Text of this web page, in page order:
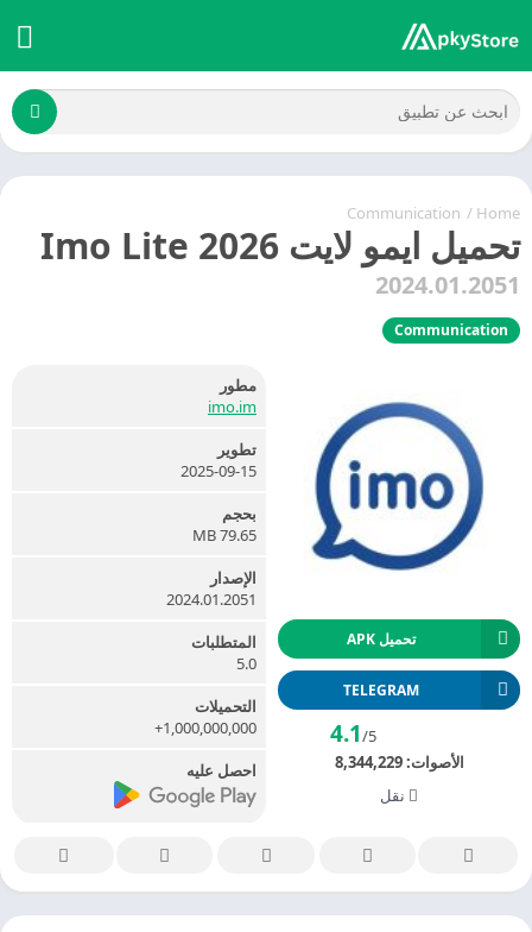
Home
/
Communication
تحميل ايمو لايت 2026 Imo Lite
2024.01.2051
Communication
تحميل APK
TELEGRAM
4.1/5
الأصوات:8,344,229
نقل
مطور
imo.im
تطوير
2025-09-15
بحجم
79.65 MB
الإصدار
2024.01.2051
المتطلبات
5.0
التحميلات
1,000,000,000+
احصل عليه